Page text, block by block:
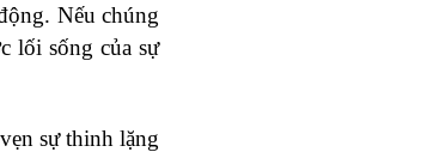
Nếu chúng
lối sống của sự
sự thinh lặng